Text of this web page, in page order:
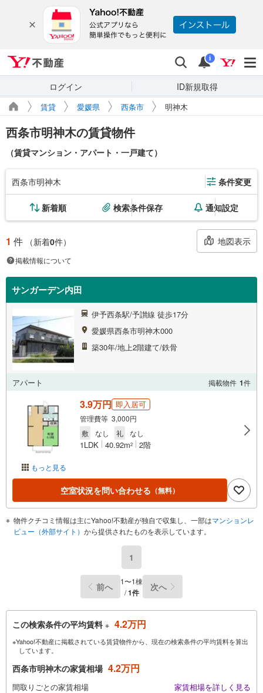
検索 通知
i
ログイン ID新規取得
賃貸 愛媛県 西条市 明神木
西条市明神木の賃貸物件
（賃貸マンション・アパート・一戸建て）
西条市明神木 条件変更
新着順 検索条件保存 通知設定
1 件 （新着0件） 地図表示
掲載情報について
サンガーデン内田
伊予西条駅/予讃線 徒歩17分
愛媛県西条市明神木000
築30年/地上2階建て/鉄骨
アパート 掲載物件 1件
もっと見る
3.9万円 即入居可
管理費等 3,000円
敷
なし 礼 なし
1LDK 40.92m2 2階
空室状況を問い合わせる （無料）
物件クチコミ情報は主にYahoo!不動産が独自で収集し、一部はマンションレ
ビュー（外部サイト） から提供されたものを表示しています。
1
前へ
1〜1棟
/1件 次へ
この検索条件の平均賃料 ※ 4.2万円
※Yahoo!不動産に掲載されている賃貸物件から、現在の検索条件の平均賃料を算出
しています。
西条市明神木の家賃相場 4.2万円
間取りごとの家賃相場 家賃相場を詳しく見る